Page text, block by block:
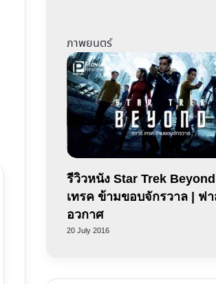
ภาพยนตร์
รีวิวหนัง Star Trek
เทรค ข้ามขอบจักรวาล | ฟ
อวกาศ
20 July 2016